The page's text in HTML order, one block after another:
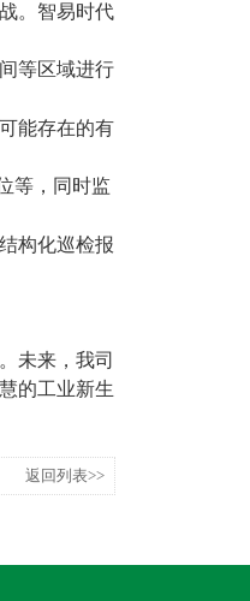
。智易时代
等区域进行
能存在的有
等，同时监
构化巡检报
未来，我司
的工业新生
返回列表>>